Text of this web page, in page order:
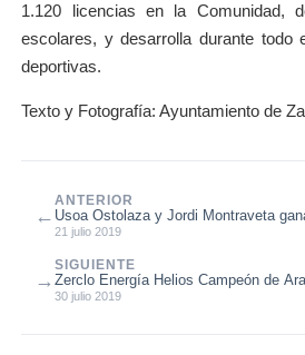
1.120 licencias en la Comunidad,
escolares, y desarrolla durante todo
deportivas.
Texto y Fotografía: Ayuntamiento de
←
ANTERIOR
Usoa Ostolaza y Jordi Montraveta
Mequinenza, prueb...
21 julio 2019
SIGUIENTE
Zerclo Energía Helios Campeón de
Relevos Mixtos 2019
30 julio 2019
→